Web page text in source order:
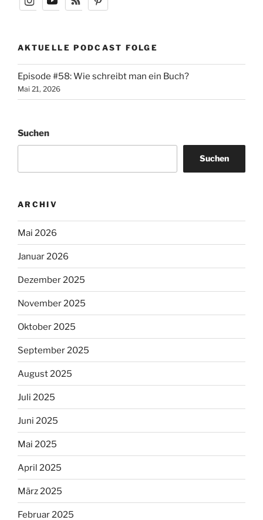
AKTUELLE PODCAST FOLGE
Episode #58: Wie schreibt man ein Buch?
Mai 21, 2026
Suchen
Suchen
ARCHIV
Mai 2026
Januar 2026
Dezember 2025
November 2025
Oktober 2025
September 2025
August 2025
Juli 2025
Juni 2025
Mai 2025
April 2025
März 2025
Februar 2025